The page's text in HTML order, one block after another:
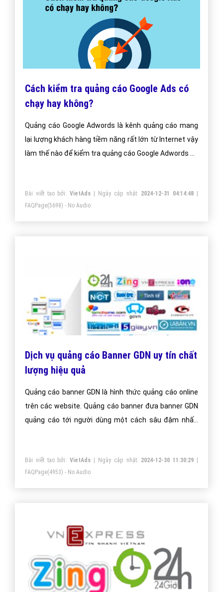
Cách kiểm tra quảng cáo Google Ads có
chạy hay không?
Quảng cáo Google Adwords là kênh quảng cáo mang
lại lượng khách hàng tiềm năng rất lớn từ Internet vậy
làm thế nào để kiểm tra quảng cáo Google Adwords có
Bài viết tạo bởi:VietAds | Ngày cập nhật: 2024-12-31 04:14:48 |
FAQPage(5698) - No Audio
Dịch vụ quảng cáo Banner GDN uy tín chất
lượng hiệu quả
Quảng cáo banner GDN là hình thức quảng cáo online
trên các website. Quảng cáo banner đưa banner GDN
quảng cáo tới người dùng một cách sâu đậm nhất,
Bài viết tạo bởi:VietAds | Ngày cập nhật: 2024-12-30 11:30:29 |
FAQPage(4953) - No Audio